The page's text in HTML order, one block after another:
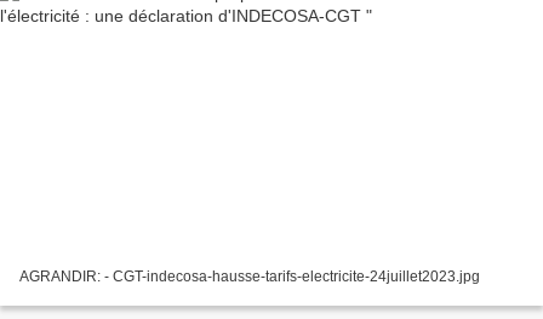
AGRANDIR: - CGT-indecosa-hausse-tarifs-electricite-24juillet2023.jpg